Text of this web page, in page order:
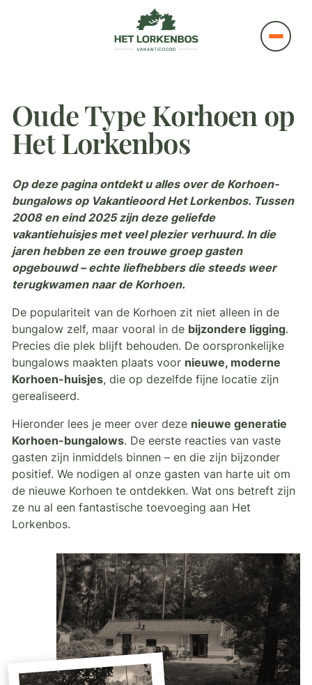
Oude Type Korhoen op
Het Lorkenbos
Op deze pagina ontdekt u alles over de Korhoen-
bungalows op Vakantieoord Het Lorkenbos. Tussen
2008 en eind 2025 zijn deze geliefde
vakantiehuisjes met veel plezier verhuurd. In die
jaren hebben ze een trouwe groep gasten
opgebouwd – echte liefhebbers die steeds weer
terugkwamen naar de Korhoen.
De populariteit van de Korhoen zit niet alleen in de
bungalow zelf, maar vooral in de bijzondere ligging.
Precies die plek blijft behouden. De oorspronkelijke
bungalows maakten plaats voor nieuwe, moderne
Korhoen-huisjes, die op dezelfde fijne locatie zijn
gerealiseerd.
Hieronder lees je meer over deze nieuwe generatie
Korhoen-bungalows. De eerste reacties van vaste
gasten zijn inmiddels binnen – en die zijn bijzonder
positief. We nodigen al onze gasten van harte uit om
de nieuwe Korhoen te ontdekken. Wat ons betreft zijn
ze nu al een fantastische toevoeging aan Het
Lorkenbos.